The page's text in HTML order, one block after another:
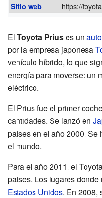
Sitio web https://
El Toyota Priuses un
por la empresa japonesa
vehículo híbrido, lo que
energía para moverse: un
eléctrico.
El Prius fue el primer
cantidades. Se lanzó en
países en el año 2000. Se
el mundo.
Para el año 2011, el
países. Los lugares
Estados Unidos. En 2008,